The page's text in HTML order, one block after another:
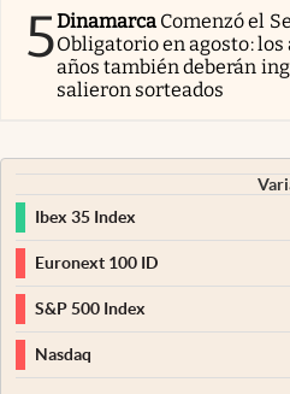
5Dinamarca Comenzó el
Obligatorio en agosto:
años también deberán
salieron sorteados
Ibex 35 Index
Euronext 100 ID
S&P 500 Index
Nasdaq